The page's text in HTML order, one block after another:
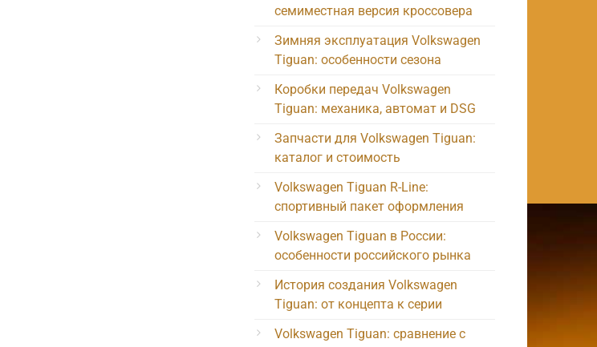
семиместная версия кроссовера
Зимняя эксплуатация Volkswagen
Tiguan: особенности сезона
Коробки передач Volkswagen
Tiguan: механика, автомат и DSG
Запчасти для Volkswagen Tiguan:
каталог и стоимость
Volkswagen Tiguan R-Line:
спортивный пакет оформления
Volkswagen Tiguan в России:
особенности российского рынка
История создания Volkswagen
Tiguan: от концепта к серии
Volkswagen Tiguan: сравнение с